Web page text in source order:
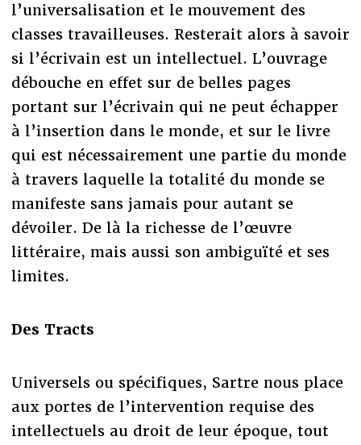
l’universalisation et le mouvement des
classes travailleuses. Resterait alors à savoir
si l’écrivain est un intellectuel. L’ouvrage
débouche en effet sur de belles pages
portant sur l’écrivain qui ne peut échapper
à l’insertion dans le monde, et sur le livre
qui est nécessairement une partie du monde
à travers laquelle la totalité du monde se
manifeste sans jamais pour autant se
dévoiler. De là la richesse de l’œuvre
littéraire, mais aussi son ambiguïté et ses
limites.
Des Tracts
Universels ou spécifiques, Sartre nous place
aux portes de l’intervention requise des
intellectuels au droit de leur époque, tout